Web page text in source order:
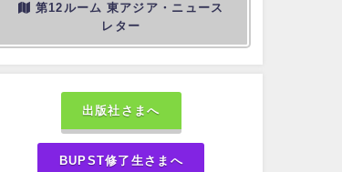
第12ルーム 東アジア・ニュース
レター
出版社さまへ
BUPST修了生さまへ